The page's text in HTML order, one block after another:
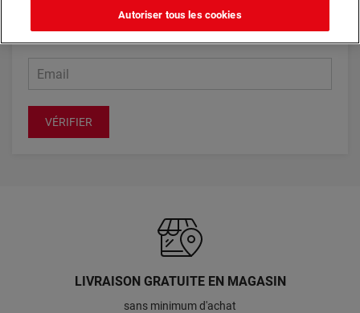
votre mot de passe vous est envoyé. Merci de vérifier
également votre dossier Spam.
VÉRIFIER
LIVRAISON GRATUITE EN MAGASIN
sans minimum d'achat
Autoriser tous les cookies